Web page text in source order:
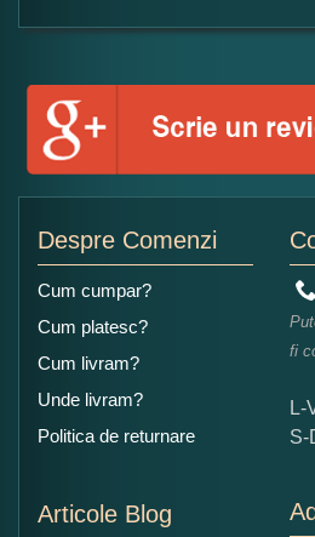
Formular pareri client
Numele dumneavoastra:
Ce nota acordati acestui
Despre Comenzi
Cum cumpar?
Cum platesc?
Cum livram?
Unde livram?
Politica de returnare
Articole Blog
fi
L-
S-